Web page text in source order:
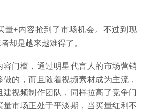
量+内容抢到了市场机会。不过到现
却是越来越难得了。
门槛，通过明星代言人的市场营销
的，而且随着视频素材成为主流，
视频制作团队，同样拉高了竞争门
市场正处于平淡期，当买量红利不